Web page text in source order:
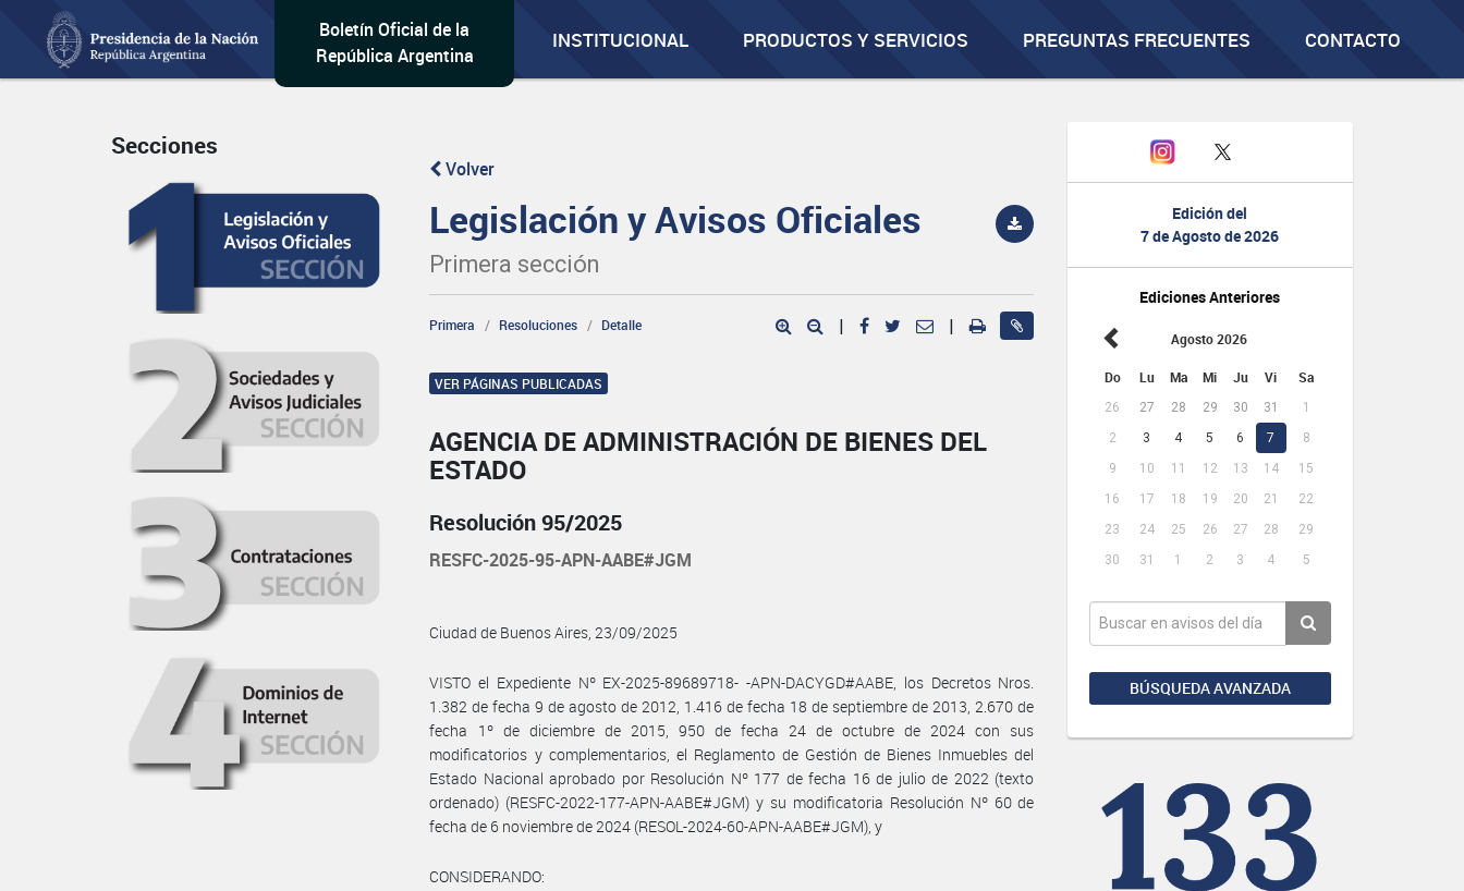
Boletín Oficial de la
República Argentina
INSTITUCIONAL PRODUCTOS Y SERVICIOS PREGUNTAS FRECUENTES CONTACTO
Edición del
7 de Agosto de 2026
Ediciones Anteriores
Agosto 2026
Do Lu Ma Mi Ju Vi Sa
26 27 28 29 30 31
1
2
3 4 5 6 7
8
9
10 11 12 13 14
15
16
17 18 19 20 21
22
23
24 25 26 27 28
29
30
31 1 2 3 4 5
BÚSQUEDA AVANZADA
Secciones
Volver
Legislación y Avisos Oficiales
Primera sección
Primera Resoluciones Detalle | |
VER PÁGINAS PUBLICADAS
AGENCIA DE ADMINISTRACIÓN DE BIENES DEL
ESTADO
Resolución 95/2025
RESFC-2025-95-APN-AABE#JGM
Ciudad de Buenos Aires, 23/09/2025
VISTO el Expediente Nº EX-2025-89689718- -APN-DACYGD#AABE, los Decretos Nros.
1.382 de fecha 9 de agosto de 2012, 1.416 de fecha 18 de septiembre de 2013, 2.670 de
fecha 1º de diciembre de 2015, 950 de fecha 24 de octubre de 2024 con sus
modificatorios y complementarios, el Reglamento de Gestión de Bienes Inmuebles del
Estado Nacional aprobado por Resolución Nº 177 de fecha 16 de julio de 2022 (texto
ordenado) (RESFC-2022-177-APN-AABE#JGM) y su modificatoria Resolución Nº 60 de
fecha de 6 noviembre de 2024 (RESOL-2024-60-APN-AABE#JGM), y
CONSIDERANDO: